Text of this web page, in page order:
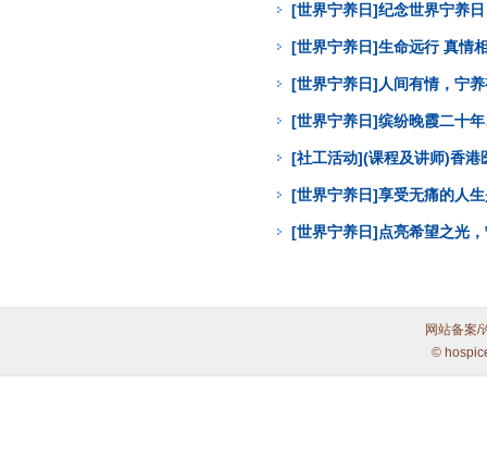
[世界宁养日]纪念世界宁养
[世界宁养日]生命远行 真情
[世界宁养日]人间有情，宁
[世界宁养日]缤纷晚霞二十
[社工活动](课程及讲师)香
[世界宁养日]享受无痛的人
[世界宁养日]点亮希望之光
网站备案/
©